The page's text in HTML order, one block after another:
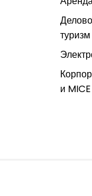
туризм
и MICE